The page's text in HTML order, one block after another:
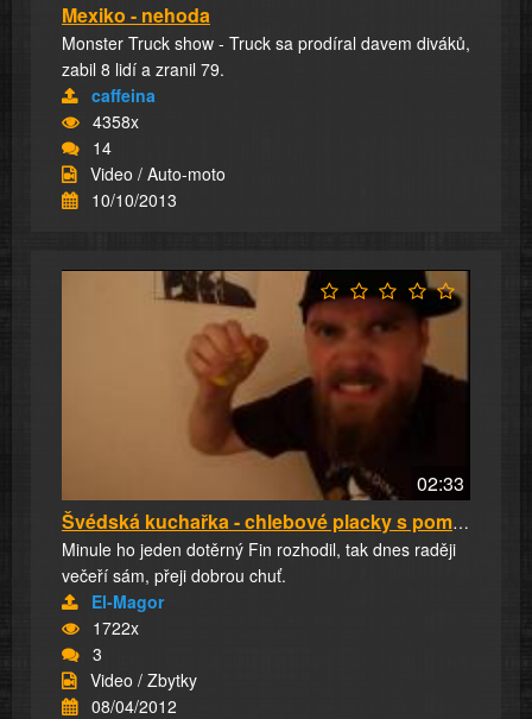
Mexiko - nehoda
Monster Truck show - Truck sa prodíral davem diváků,
zabil 8 lidí a zranil 79.
caffeina
4358x
14
Video / Auto-moto
10/10/2013
02:33
Švédská kuchařka - chlebové placky s pomazánk...
Minule ho jeden dotěrný Fin rozhodil, tak dnes raději
večeří sám, přeji dobrou chuť.
El-Magor
1722x
3
Video / Zbytky
08/04/2012